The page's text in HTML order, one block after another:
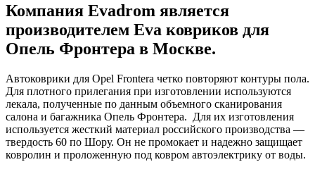
Компания Evadrom является
производителем Eva ковриков для
Опель Фронтера в Москве.
Автоковрики для Opel Frontera четко повторяют контуры пола.
Для плотного прилегания при изготовлении используются
лекала, полученные по данным объемного сканирования
салона и багажника Опель Фронтера. Для их изготовления
используется жесткий материал российского производства —
твердость 60 по Шору. Он не промокает и надежно защищает
ковролин и проложенную под ковром автоэлектрику от воды.